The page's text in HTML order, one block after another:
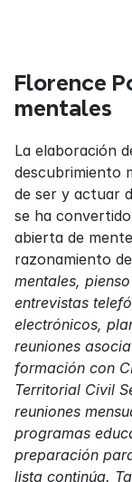
Florence
mentales
La elaboración
descubrimiento
de ser y actuar
se ha
abierta de
razonamiento
mentales,
entrevistas
electrónicos,
reuniones
formación con
Territorial Civil
reuniones
programas
preparación
lista continúa.